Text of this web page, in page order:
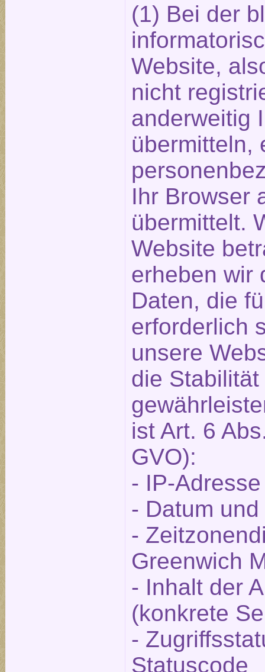
(1) Bei der
Website,
nicht
anderweitig
übermitteln,
Ihr Browser
übermittelt.
Website
erheben wir
Daten, die
erforderlich
unsere
die
ist Art. 6
GVO):
- IP-Adresse
- Datum
-
Greenwich
- Inhalt der
(konkrete
-
Statuscode